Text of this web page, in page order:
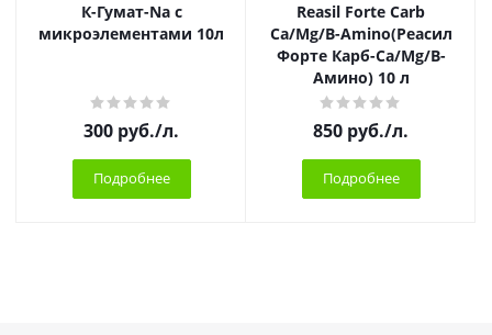
К-Гумат-Na с
микроэлементами 10л
300 руб./л.
Подробнее
Reasil Forte Carb
Ca/Mg/B-Amino(Реасил
Форте Карб-Ca/Mg/B-
Амино) 10 л
850 руб./л.
Подробнее